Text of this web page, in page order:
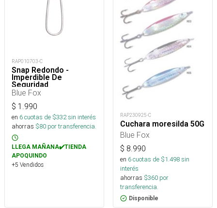
RAP010703-C
Snap Redondo -
Imperdible De
Seguridad
Blue Fox
$ 1.990
en 6cuotas de $332sin interés
ahorras $80 por transferencia.
LLEGA MAÑANA✔️TIENDA
APOQUINDO
+5 Vendidos
RAP230925-C
Cuchara moresilda 50G
Blue Fox
$ 8.990
en 6cuotas de $1.498sin
interés
ahorras $360 por
transferencia.
Disponible